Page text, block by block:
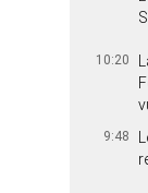
10:20
9:48